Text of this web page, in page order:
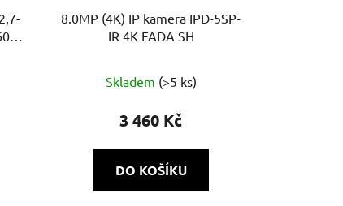
8.0MP (4K) IP kamera IPD-5SP-
IR 4K FADA SH
Skladem (>5 ks)
3 460 Kč
DO KOŠÍKU